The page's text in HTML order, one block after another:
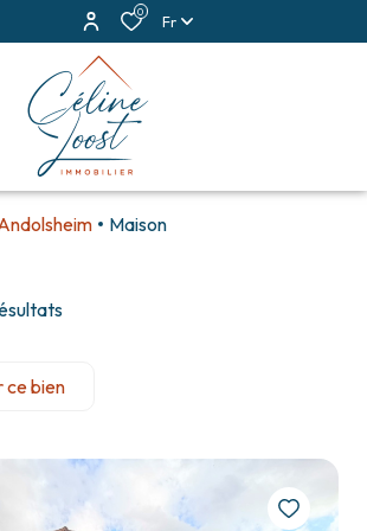
0 Fr
Andolsheim Maison
ce bien